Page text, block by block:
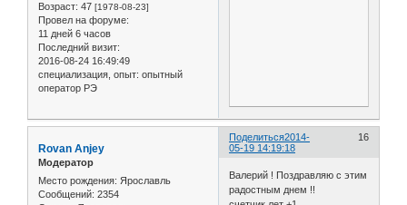
Возраст: 47 [1978-08-23]
Провел на форуме:
11 дней 6 часов
Последний визит:
2016-08-24 16:49:49
специализация, опыт: опытный
оператор РЭ
Поделиться 16
2014-
05-19 14:19:18
Rovan Anjey
Модератор
Место рождения: Ярославль
Сообщений: 2354
Валерий ! Поздравляю с этим
радостным днем !!